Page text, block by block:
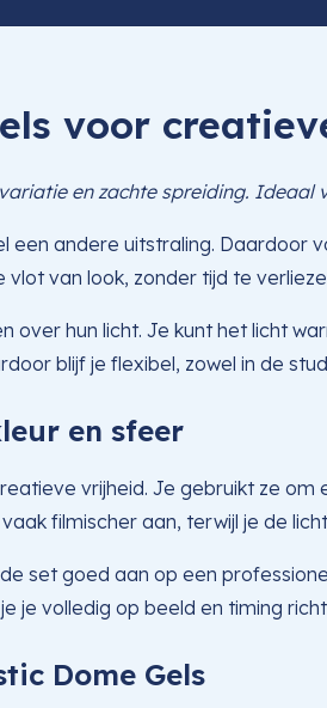
voor
en zachte spreiding.
een andere uitstraling. Daardoor
van look, zonder tijd te
hun licht. Je kunt het licht
blijf je flexibel, zowel in de
en sfeer
vrijheid. Je gebruikt ze
filmischer aan, terwijl je de
set goed aan op een
je volledig op beeld en timing
Dome Gels